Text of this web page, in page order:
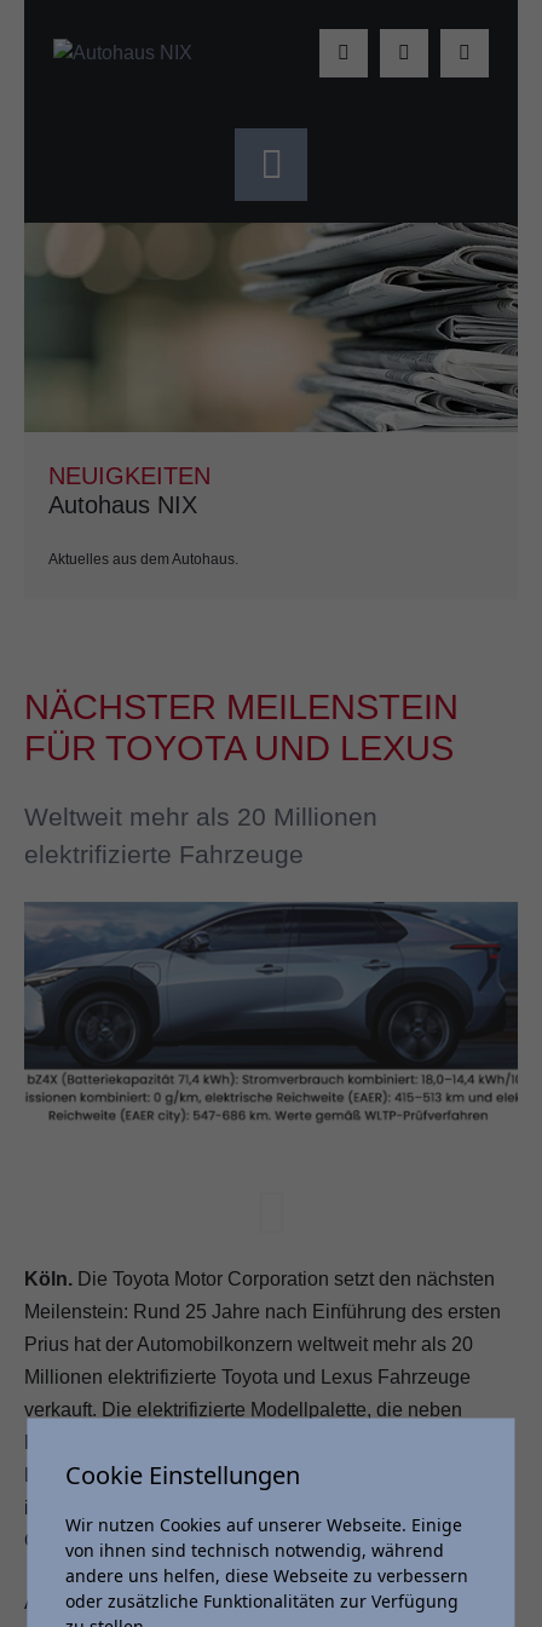
NEUIGKEITEN
Autohaus NIX
Aktuelles aus dem Autohaus.
NÄCHSTER MEILENSTEIN
FÜR TOYOTA UND LEXUS
Weltweit mehr als 20 Millionen
elektrifizierte Fahrzeuge
Köln. Die Toyota Motor Corporation setzt den nächsten
Meilenstein: Rund 25 Jahre nach Einführung des ersten
Prius hat der Automobilkonzern weltweit mehr als 20
Millionen elektrifizierte Toyota und Lexus Fahrzeuge
verkauft. Die elektrifizierte Modellpalette, die neben
Brennstoffzellen- und reine Elektroautos umfasst, hat
internen Schätzungen zufolge rund 160 Millionen Tonnen
CO
und 65 Milliarden Liter Benzin eingespart.
Auf dem Weg in die Klimaneutralität baut das
Cookie Einstellungen
Wir nutzen Cookies auf unserer Webseite. Einige
von ihnen sind technisch notwendig, während
andere uns helfen, diese Webseite zu verbessern
oder zusätzliche Funktionalitäten zur Verfügung